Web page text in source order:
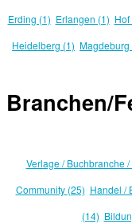
Erding (1) Erlangen (1) Hof
Heidelberg (1) Magdeburg
Branchen/
Verlage / Buchbranche
Community (25) Handel /
(14)